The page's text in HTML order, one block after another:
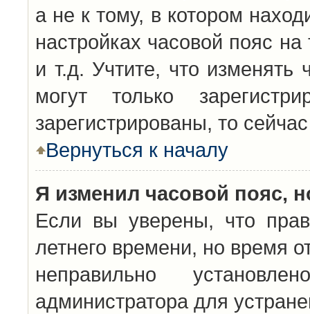
а не к тому, в котором
настройках часовой пояс
и т.д. Учтите, что изменять
могут только
зарегистрированы, то
Вернуться к началу
Я изменил часовой пояс,
Если вы уверены, что
летнего времени, но время
неправильно
администратора для